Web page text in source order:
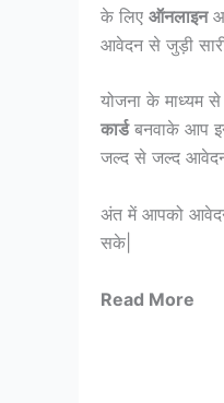
के लिए ऑनलाइन
आवेदन से जुड़ी
योजना के माध्यम
कार्डबनवाके आप
जल्द से जल्द
अंत में आपको
सके|
Read More